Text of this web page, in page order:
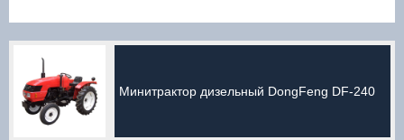
Минитрактор дизельный DongFeng DF-240